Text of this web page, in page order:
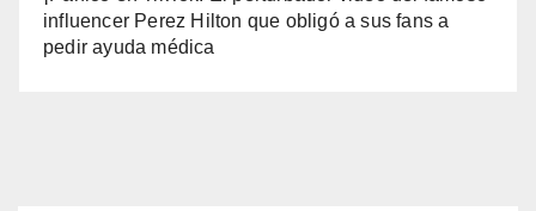
influencer Perez Hilton que obligó a sus fans a
pedir ayuda médica